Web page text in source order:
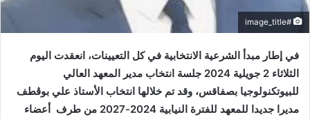
#image_title
في إطار مبدأ الشرعية الانتخابية في كل التعيينات، انعقدت اليوم
الثلاثاء 2 جويلية 2024 جلسة انتخاب مدير المعهد العالي
للبيوتكنولوجيا بصفاقس، وقد تم خلالها انتخاب الأستاذ علي بوڨطف
مديرا جديدا للمعهد للفترة النيابية 2024-2027 من طرف أعضاء